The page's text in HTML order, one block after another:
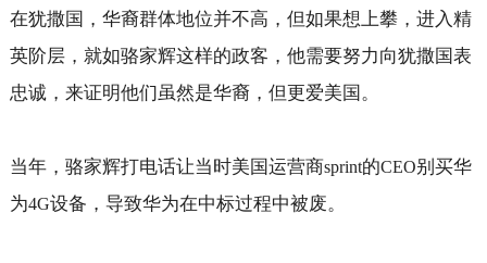
在犹撒国，华裔群体地位并不高，但如果想上攀，进入精
英阶层，就如骆家辉这样的政客，他需要努力向犹撒国表
忠诚，来证明他们虽然是华裔，但更爱美国。
当年，骆家辉打电话让当时美国运营商sprint的CEO别买华
为4G设备，导致华为在中标过程中被废。